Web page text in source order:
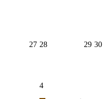
27 28 29 30
4